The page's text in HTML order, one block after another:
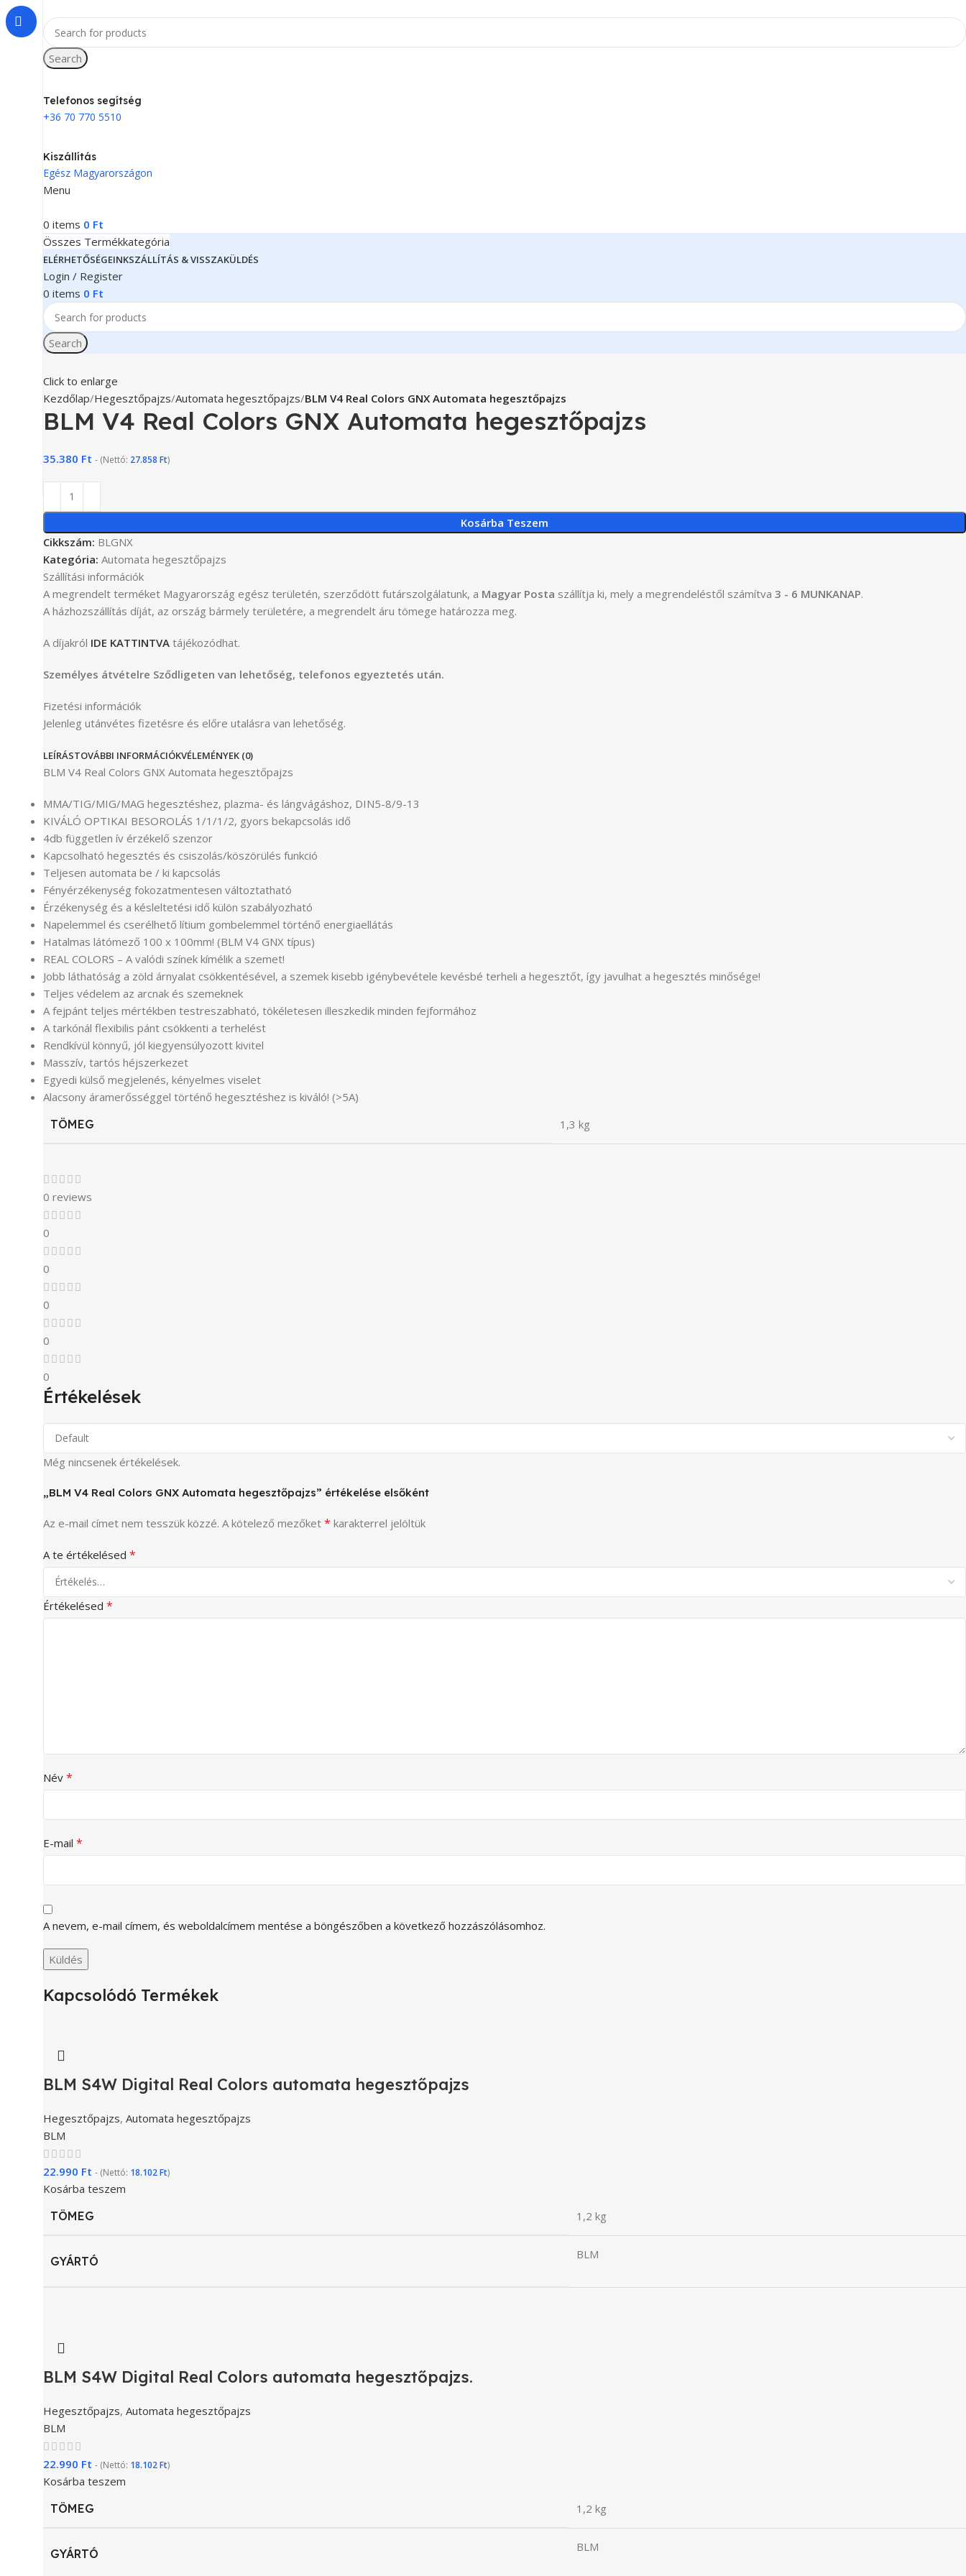
Search
Telefonos segítség
+36 70 770 5510
Kiszállítás
Egész Magyarországon
Menu
0 items 0 Ft
Összes Termékkategória
ELÉRHETŐSÉGEINKSZÁLLÍTÁS & VISSZAKÜLDÉS
Login / Register
0 items 0 Ft
Search
Click to enlarge
Kezdőlap Hegesztőpajzs Automata hegesztőpajzs BLM V4 Real Colors GNX Automata hegesztőpajzs
BLM V4 Real Colors GNX Automata hegesztőpajzs
35.380 Ft - (Nettó: 27.858 Ft)
Kosárba Teszem
Cikkszám: BLGNX
Kategória: Automata hegesztőpajzs
Szállítási információk
A megrendelt terméket Magyarország egész területén, szerződött futárszolgálatunk, a Magyar Posta szállítja ki, mely a megrendeléstől számítva 3 - 6 MUNKANAP.
A házhozszállítás díját, az ország bármely területére, a megrendelt áru tömege határozza meg.
A díjakról IDE KATTINTVA tájékozódhat.
Személyes átvételre Sződligeten van lehetőség, telefonos egyeztetés után.
Fizetési információk
Jelenleg utánvétes fizetésre és előre utalásra van lehetőség.
LEÍRÁSTOVÁBBI INFORMÁCIÓKVÉLEMÉNYEK (0)
BLM V4 Real Colors GNX Automata hegesztőpajzs
MMA/TIG/MIG/MAG hegesztéshez, plazma- és lángvágáshoz, DIN5-8/9-13
KIVÁLÓ OPTIKAI BESOROLÁS 1/1/1/2, gyors bekapcsolás idő
4db független ív érzékelő szenzor
Kapcsolható hegesztés és csiszolás/köszörülés funkció
Teljesen automata be / ki kapcsolás
Fényérzékenység fokozatmentesen változtatható
Érzékenység és a késleltetési idő külön szabályozható
Napelemmel és cserélhető lítium gombelemmel történő energiaellátás
Hatalmas látómező 100 x 100mm! (BLM V4 GNX típus)
REAL COLORS – A valódi színek kímélik a szemet!
Jobb láthatóság a zöld árnyalat csökkentésével, a szemek kisebb igénybevétele kevésbé terheli a hegesztőt, így javulhat a hegesztés minősége!
Teljes védelem az arcnak és szemeknek
A fejpánt teljes mértékben testreszabható, tökéletesen illeszkedik minden fejformához
A tarkónál flexibilis pánt csökkenti a terhelést
Rendkívül könnyű, jól kiegyensúlyozott kivitel
Masszív, tartós héjszerkezet
Egyedi külső megjelenés, kényelmes viselet
Alacsony áramerősséggel történő hegesztéshez is kiváló! (>5A)
TÖMEG
1,3 kg
0 reviews
0
0
0
0
0
Értékelések
Még nincsenek értékelések.
„BLM V4 Real Colors GNX Automata hegesztőpajzs” értékelése elsőként
Az e-mail címet nem tesszük közzé. A kötelező mezőket * karakterrel jelöltük
A te értékelésed *
Értékelésed *
Név *
E-mail *
A nevem, e-mail címem, és weboldalcímem mentése a böngészőben a következő hozzászólásomhoz.
Kapcsolódó Termékek
BLM S4W Digital Real Colors automata hegesztőpajzs
Hegesztőpajzs, Automata hegesztőpajzs
BLM
22.990 Ft - (Nettó: 18.102Ft)
Kosárba teszem
TÖMEG
1,2 kg
GYÁRTÓ BLM
BLM S4W Digital Real Colors automata hegesztőpajzs.
Hegesztőpajzs, Automata hegesztőpajzs
BLM
22.990 Ft - (Nettó: 18.102Ft)
Kosárba teszem
TÖMEG
1,2 kg
GYÁRTÓ BLM